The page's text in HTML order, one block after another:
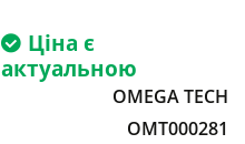
Ціна є
актуальною
OMEGA TECH
OMT000281